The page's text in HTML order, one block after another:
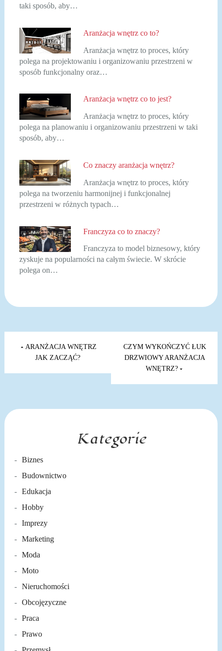
taki sposób, aby…
Aranżacja wnętrz co to?
Aranżacja wnętrz to proces, który
polega na projektowaniu i organizowaniu przestrzeni w
sposób funkcjonalny oraz…
Aranżacja wnętrz co to jest?
Aranżacja wnętrz to proces, który
polega na planowaniu i organizowaniu przestrzeni w taki
sposób, aby…
Co znaczy aranżacja wnętrz?
Aranżacja wnętrz to proces, który
polega na tworzeniu harmonijnej i funkcjonalnej
przestrzeni w różnych typach…
Franczyza co to znaczy?
Franczyza to model biznesowy, który
zyskuje na popularności na całym świecie. W skrócie
polega on…
Nawigacja
wpisu
ARANŻACJA WNĘTRZ
JAK ZACZĄĆ?
CZYM WYKOŃCZYĆ ŁUK
DRZWIOWY ARANŻACJA
WNĘTRZ?
Kategorie
Biznes
Budownictwo
Edukacja
Hobby
Imprezy
Marketing
Moda
Moto
Nieruchomości
Obcojęzyczne
Praca
Prawo